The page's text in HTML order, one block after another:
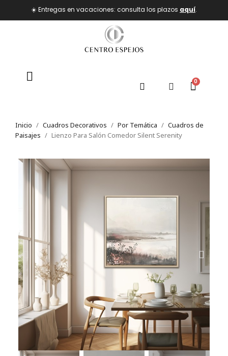
☀️ Entregas en vacaciones: consulta los plazos aquí.
Inicio Cuadros Decorativos Por Temática
Cuadros de
Paisajes
Lienzo Para Salón Comedor Silent Serenity